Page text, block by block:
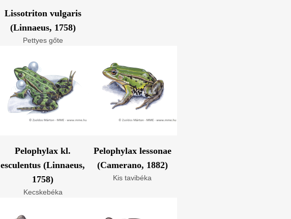
Pettyes gőte
Lissotriton vulgaris
(Linnaeus, 1758)
Kecskebéka
Pelophylax kl.
esculentus (Linnaeus,
1758)
Kis tavibéka
Pelophylax lessonae
(Camerano, 1882)